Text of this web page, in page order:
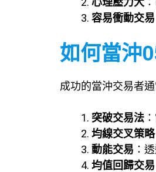
容易衝動交易
如何當沖
成功的當沖交易者
突破交易法
均線交叉策略
動能交易 ：
均值回歸交易